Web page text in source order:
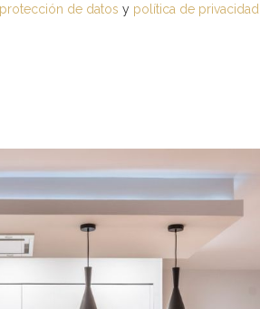
de datos y política de privacidad